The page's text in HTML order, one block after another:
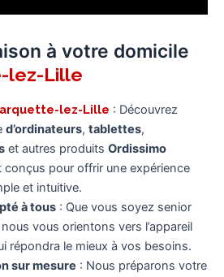
à votre domicile
lez-Lille
lez-Lille : Découvrez
d’ordinateurs, tablettes,
et autres produits Ordissimo
conçus pour offrir une expérience
et intuitive.
à tous: Que vous soyez senior
vous orientons vers l’appareil
répondra le mieux à vos besoins.
sur mesure : Nous préparons votre